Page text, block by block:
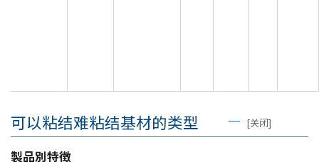
可以粘结难粘结基材的类型 [关闭]
製品別特徴